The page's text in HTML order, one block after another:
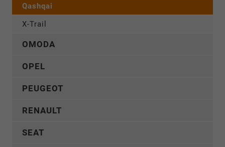
Qashqai
X-Trail
OMODA
OPEL
PEUGEOT
RENAULT
SEAT